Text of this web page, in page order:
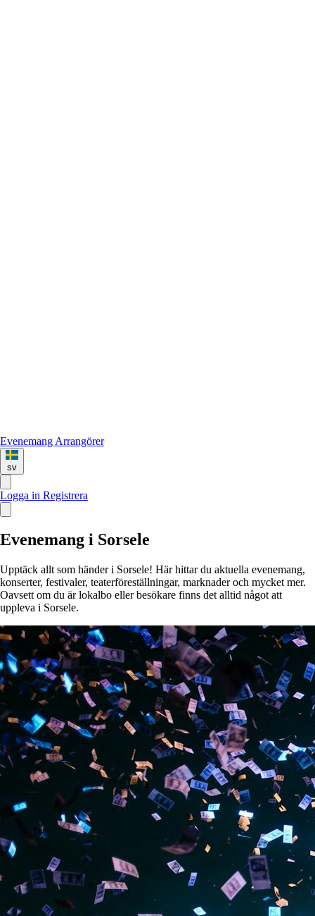
Evenemang Arrangörer
sv
Logga in Registrera
Evenemang i Sorsele
Upptäck allt som händer i Sorsele! Här hittar du aktuella evenemang,
konserter, festivaler, teaterföreställningar, marknader och mycket mer.
Oavsett om du är lokalbo eller besökare finns det alltid något att
uppleva i Sorsele.